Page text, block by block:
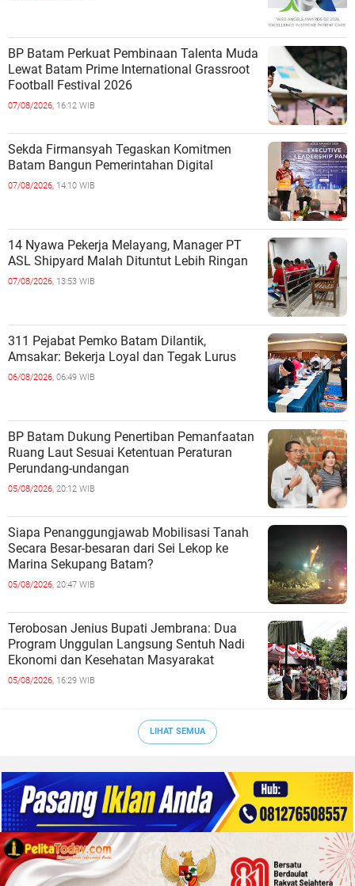
BP Batam Perkuat Pembinaan Talenta Muda
Lewat Batam Prime International Grassroot
Football Festival 2026
07/08/2026, 16:12 WIB
Sekda Firmansyah Tegaskan Komitmen
Batam Bangun Pemerintahan Digital
07/08/2026, 14:10 WIB
14 Nyawa Pekerja Melayang, Manager PT
ASL Shipyard Malah Dituntut Lebih Ringan
07/08/2026, 13:53 WIB
311 Pejabat Pemko Batam Dilantik,
Amsakar: Bekerja Loyal dan Tegak Lurus
06/08/2026, 06:49 WIB
BP Batam Dukung Penertiban Pemanfaatan
Ruang Laut Sesuai Ketentuan Peraturan
Perundang-undangan
05/08/2026, 20:12 WIB
Siapa Penanggungjawab Mobilisasi Tanah
Secara Besar-besaran dari Sei Lekop ke
Marina Sekupang Batam?
05/08/2026, 20:47 WIB
Terobosan Jenius Bupati Jembrana: Dua
Program Unggulan Langsung Sentuh Nadi
Ekonomi dan Kesehatan Masyarakat
05/08/2026, 16:29 WIB
LIHAT SEMUA